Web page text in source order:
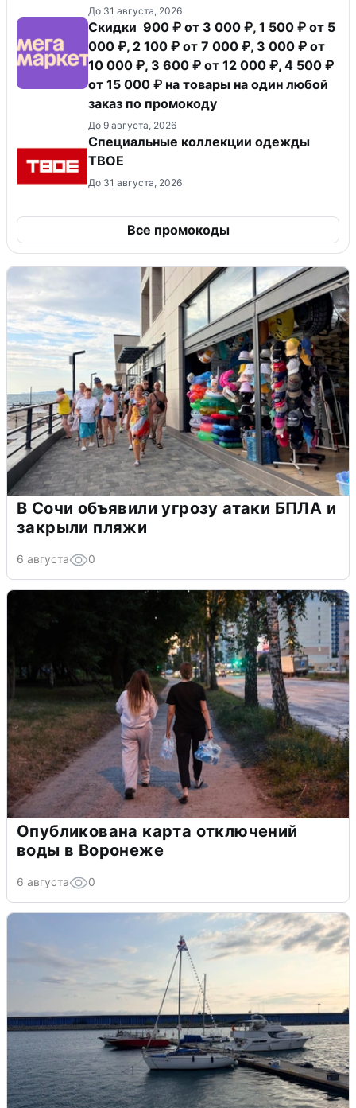
До 31 августа, 2026
Скидки 900 ₽ от 3 000 ₽, 1 500 ₽ от 5
000 ₽, 2 100 ₽ от 7 000 ₽, 3 000 ₽ от
10 000 ₽, 3 600 ₽ от 12 000 ₽, 4 500 ₽
от 15 000 ₽ на товары на один любой
заказ по промокоду
До 9 августа, 2026
Специальные коллекции одежды
ТВОЕ
До 31 августа, 2026
Все промокоды
В Сочи объявили угрозу атаки БПЛА и
закрыли пляжи
6 августа 0
Опубликована карта отключений
воды в Воронеже
6 августа 0